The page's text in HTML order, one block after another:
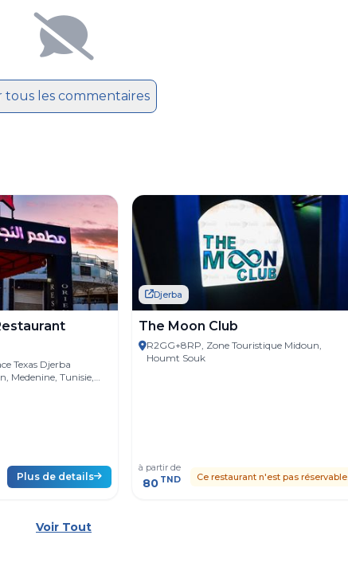
tous les commentaires
Texas Djerba
Medenine, Tunisie,
Plus de details
Djerba
The Moon Club
R2GG+8RP, Zone Touristique Midoun,
Houmt Souk
à partir de
80 TND Ce restaurant n'est pas réservable.
Voir Tout